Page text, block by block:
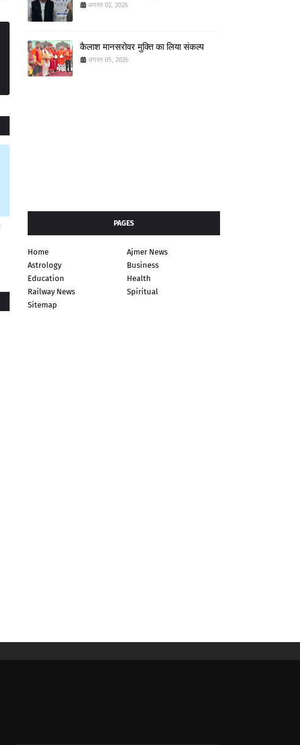
अगस्त 02, 2026
कैलाश मानसरोवर मुक्ति का लिया संकल्प
अगस्त 05, 2026
PAGES
Home
Ajmer News
Astrology
Business
Education
Health
Railway News
Spiritual
Sitemap